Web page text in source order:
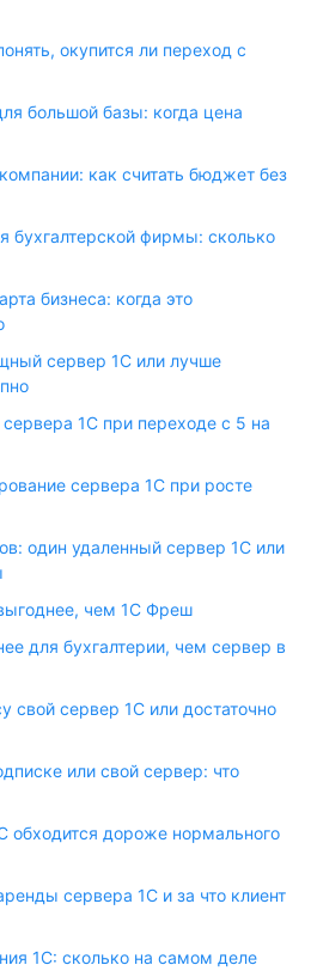
окупится ли переход с
большой базы: когда цена
как считать бюджет без
бухгалтерской фирмы: сколько
бизнеса: когда это
сервер 1С или лучше
1С при переходе с 5 на
сервера 1С при росте
один удаленный сервер 1С или
чем 1С Фреш
для бухгалтерии, чем сервер в
свой сервер 1С или достаточно
или свой сервер: что
обходится дороже нормального
сервера 1С и за что клиент
1С: сколько на самом деле